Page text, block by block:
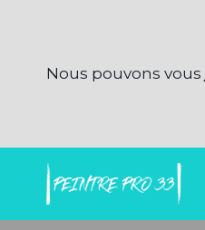
Nous pouvons vous